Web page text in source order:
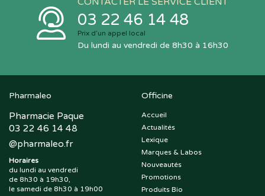
03 22 46 14 48
Prix d’un appel local
Du lundi au vendredi de 8h30 à 16h30
Pharmaleo
Pharmacie Paque
03 22 46 14 48
@pharmaleo.fr
Horaires
du lundi au vendredi
de 8h30 à 19h30,
le samedi de 8h30 à 19h00
Officine
Accueil
Actualités
Lexique
Marques & Labos
Nouveautés
Promotions
Produits Bio